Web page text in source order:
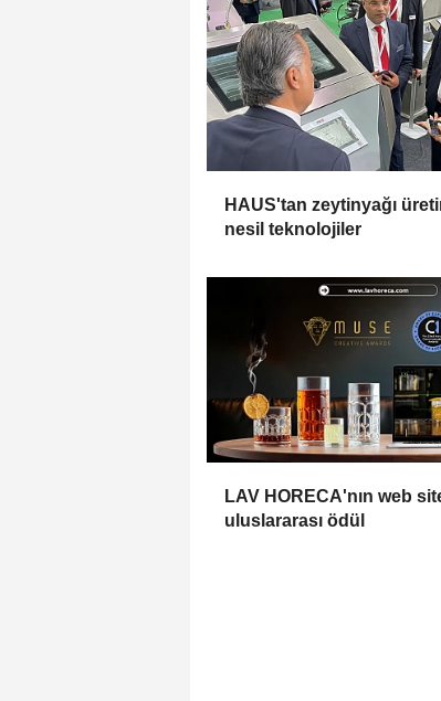
HAUS'tan zeytinyağı
nesil teknolojiler
LAV HORECA'nın web
uluslararası ödül